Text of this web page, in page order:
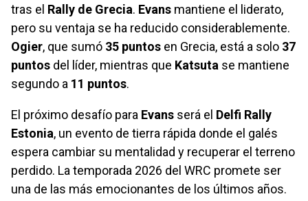
tras el Rally de Grecia. Evans mantiene el liderato,
pero su ventaja se ha reducido considerablemente.
Ogier, que sumó 35 puntos en Grecia, está a solo 37
puntos del líder, mientras que Katsuta se mantiene
segundo a 11 puntos.
El próximo desafío para Evans será el Delfi Rally
Estonia, un evento de tierra rápida donde el galés
espera cambiar su mentalidad y recuperar el terreno
perdido. La temporada 2026 del WRC promete ser
una de las más emocionantes de los últimos años.